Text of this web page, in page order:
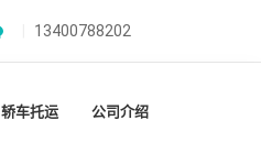
13400788202
轿车托运 公司介绍